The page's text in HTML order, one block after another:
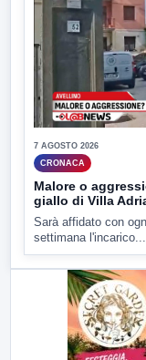
7 AGOSTO 2026
CRONACA
Malore o
giallo di Villa
Sarà affidato con
settimana l'incarico...